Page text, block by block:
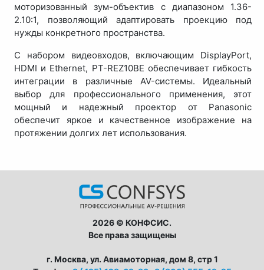
моторизованный зум-объектив с диапазоном 1.36-
2.10:1, позволяющий адаптировать проекцию под
нужды конкретного пространства.
С набором видеовходов, включающим DisplayPort,
HDMI и Ethernet, PT-REZ10BE обеспечивает гибкость
интеграции в различные AV-системы. Идеальный
выбор для профессионального применения, этот
мощный и надежный проектор от Panasonic
обеспечит яркое и качественное изображение на
протяжении долгих лет использования.
2026 © КОНФСИС.
Все права защищены
г. Москва, ул. Авиамоторная, дом 8, стр 1